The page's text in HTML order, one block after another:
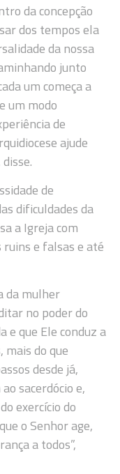
da concepção
dos tempos ela
da nossa
junto
um começa a
um modo
de
ajude
de
dificuldades da
a Igreja com
ruins e falsas e até
da mulher
no poder do
e que Ele conduz a
mais do que
desde já,
sacerdócio e,
exercício do
o Senhor age,
a todos”,